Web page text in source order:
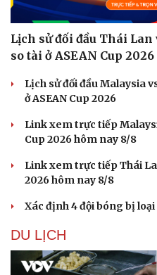
Lịch sử đối đầu Thái
so tài ở ASEAN Cup 2026
Lịch sử đối đầu Malaysia
ở ASEAN Cup 2026
Link xem trực tiếp
Cup 2026 hôm nay 8/8
Link xem trực tiếp Thái
2026 hôm nay 8/8
Xác định 4 đội bóng bị loại
DU LỊCH